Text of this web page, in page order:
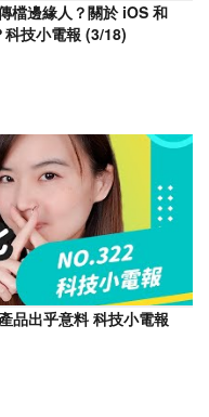
檔邊緣人？關於 iOS 和
技小電報 (3/18)
品出乎意料 科技小電報